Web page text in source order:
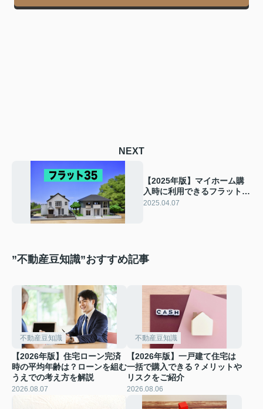
NEXT
【2025年版】マイホーム購
入時に利用できるフラット
35とは？審査条件などを解
2025.04.07
”不動産豆知識”おすすめ記事
不動産豆知識
【2026年版】住宅ローン完済
時の平均年齢は？ローンを組む
うえでの考え方を解説
2026.08.07
不動産豆知識
【2026年版】一戸建て住宅は
一括で購入できる？メリットや
リスクをご紹介
2026.08.06